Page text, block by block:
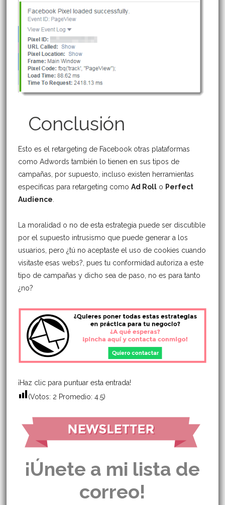
Conclusión
Esto es el retargeting de Facebook otras plataformas
como Adwords también lo tienen en sus tipos de
campañas, por supuesto, incluso existen herramientas
específicas para retargeting como Ad Rollo Perfect
Audience
La moralidad o no de esta estrategia puede ser discutible
por el supuesto intrusismo que puede generar a los
usuarios, pero ¿tú no aceptaste el uso de cookies cuando
visitaste esas webs?, pues tu conformidad autoriza a este
tipo de campañas y dicho sea de paso, no es para tanto
¿no?
¡Haz clic para puntuar esta entrada!
(Votos: 2 Promedio: 4.5)
¡Únete a mi lista de
correo!